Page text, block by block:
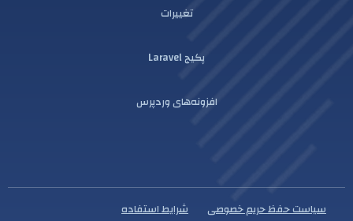
تغییرات
پکیج Laravel
افزونه‌های وردپرس
سیاست حفظ حریم خصوصی شرایط استفاده